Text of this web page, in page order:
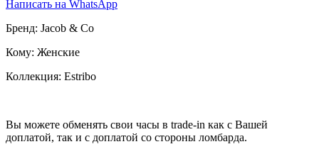
Написать на WhatsApp
Бренд: Jacob & Co
Кому: Женские
Коллекция: Estribo
Вы можете обменять свои часы в trade-in как с Вашей
доплатой, так и с доплатой со стороны ломбарда.